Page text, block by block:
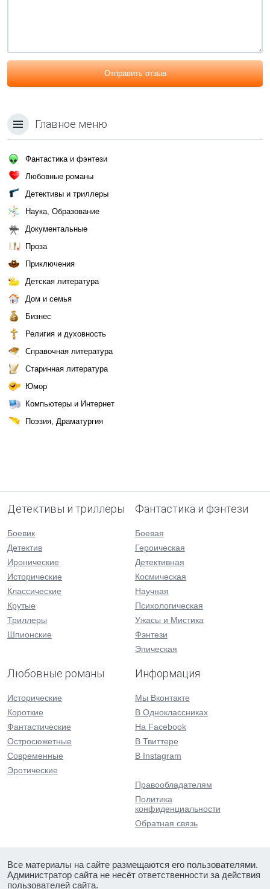
Отправить отзыв
Главное меню
Фантастика и фэнтези
Любовные романы
Детективы и триллеры
Наука, Образование
Документальные
Проза
Приключения
Детская литература
Дом и семья
Бизнес
Религия и духовность
Справочная литература
Старинная литература
Юмор
Компьютеры и Интернет
Поэзия, Драматургия
Детективы и триллеры
Боевик
Детектив
Иронические
Исторические
Классические
Крутые
Триллеры
Шпионские
Фантастика и фэнтези
Боевая
Героическая
Детективная
Космическая
Научная
Психологическая
Ужасы и Мистика
Фэнтези
Эпическая
Любовные романы
Исторические
Короткие
Фантастические
Остросюжетные
Современные
Эротические
Информация
Мы Вконтакте
В Одноклассниках
На Facebook
В Твиттере
В Instagram
Правообладателям
Политика
конфиденциальности
Обратная связь
Все материалы на сайте размещаются его пользователями.
Администратор сайта не несёт ответственности за действия
пользователей сайта.